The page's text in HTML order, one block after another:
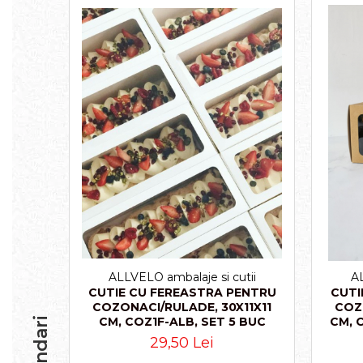
CUTII TIP CUB PENTRU MARTURII
CUTII PENTRU OUA/FIGURINE DE
CIOCOLATA
CUTII TABLETE PENTRU
PAHARE DIN CARTON
PUNGI DIN CARTON PENTRU
SMART-BOX: CUTII INALTE
PENTRU PRAJITURI, CU TAVITA
CUTII INALTE CU FEREASTRA PENTRU
CUTII INALTE FARA FEREASTRA
SUPORTURI PENTRU PRAJITURI
TAVITE CARTON
TAVITE PENTRU PRAJITURI SI
TORTURI
ALLVELO ambalaje si cutii
CUTIE CU FEREASTRA PENTRU
COZONACI/RULADE, 30X11X11
CM, COZ1F-ALB, SET 5 BUC
29,50 Lei
CM,